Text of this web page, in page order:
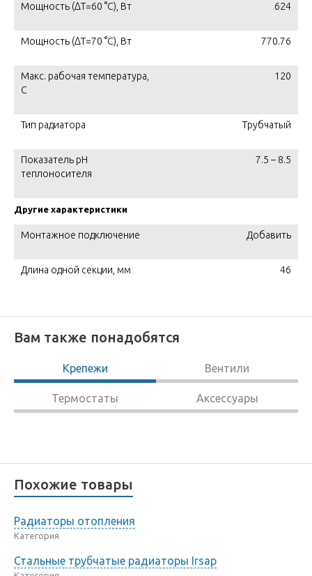
Мощность (ΔT=60 °C), Вт 624
Мощность (ΔT=70 °C), Вт 770.76
Макс. рабочая температура,
C
120
Тип радиатора Трубчатый
Показатель pH
теплоносителя
7.5 – 8.5
Другие характеристики
Монтажное подключение Добавить
Длина одной секции, мм 46
Вам также понадобятся
Крепежи Вентили
Термостаты Аксессуары
Похожие товары
Радиаторы отопления
Категория
Стальные трубчатые радиаторы Irsap